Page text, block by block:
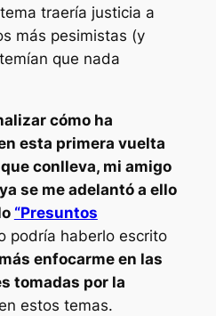
traería justicia a
más pesimistas (y
que nada
cómo ha
esta primera vuelta
conlleva, mi amigo
se me adelantó a ello
“Presuntos
podría haberlo escrito
enfocarme en las
tomadas por la
estos temas.